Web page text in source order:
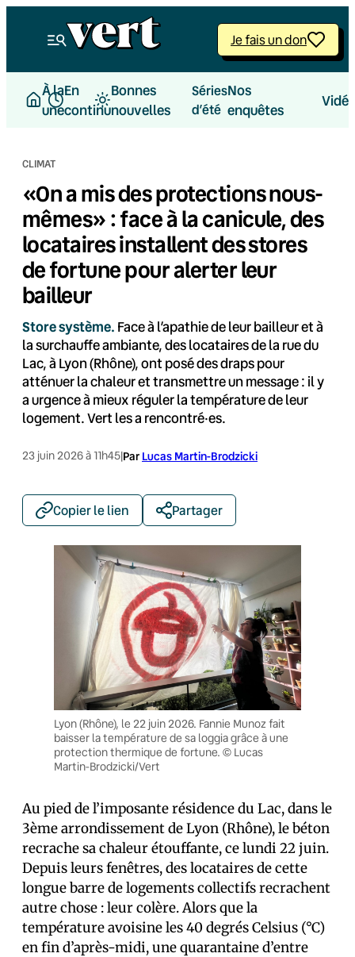
Je fais un don
À la
une
En
continu
Bonnes
nouvelles
Séries
d’été
Nos
enquêtes
CLIMAT
«On a mis des protections nous-
mêmes» : face à la canicule, des
locataires installent des stores
de fortune pour alerter leur
bailleur
Store système. Face à l’apathie de leur bailleur et à
la surchauffe ambiante, des locataires de la rue du
Lac, à Lyon (Rhône), ont posé des draps pour
atténuer la chaleur et transmettre un message : il y
a urgence à mieux réguler la température de leur
logement. Vert les a rencontré·es.
23 juin 2026 à 11h45|Par Lucas Martin-Brodzicki
Copier le lien Partager
Lyon (Rhône), le 22 juin 2026. Fannie Munoz fait
baisser la température de sa loggia grâce à une
protection thermique de fortune. © Lucas
Martin-Brodzicki/Vert
Au pied de l’imposante résidence du Lac, dans le
3ème arrondissement de Lyon (Rhône), le béton
recrache sa chaleur étouffante, ce lundi 22 juin.
Depuis leurs fenêtres, des locataires de cette
longue barre de logements collectifs recrachent
autre chose : leur colère. Alors que la
température avoisine les 40 degrés Celsius (°C)
en fin d’après-midi, une quarantaine d’entre